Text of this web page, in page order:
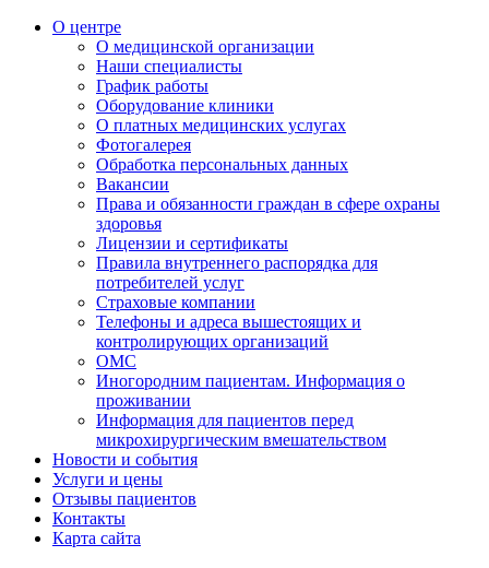
О центре
О медицинской организации
Наши специалисты
График работы
Оборудование клиники
О платных медицинских услугах
Фотогалерея
Обработка персональных данных
Вакансии
Права и обязанности граждан в сфере охраны
здоровья
Лицензии и сертификаты
Правила внутреннего распорядка для
потребителей услуг
Страховые компании
Телефоны и адреса вышестоящих и
контролирующих организаций
ОМС
Иногородним пациентам. Информация о
проживании
Информация для пациентов перед
микрохирургическим вмешательством
Новости и события
Услуги и цены
Отзывы пациентов
Контакты
Карта сайта